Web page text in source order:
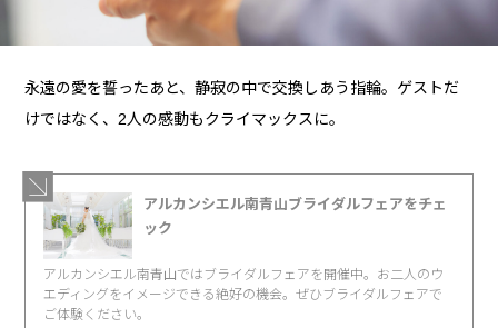
永遠の愛を誓ったあと、静寂の中で交換しあう指輪。ゲストだ
けではなく、2人の感動もクライマックスに。
アルカンシエル南青山ブライダルフェアをチェ
ック
アルカンシエル南青山ではブライダルフェアを開催中。お二人のウ
エディングをイメージできる絶好の機会。ぜひブライダルフェアで
ご体験ください。